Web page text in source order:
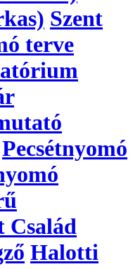
Szent
terve
Pecsétnyomó
Család
Halotti